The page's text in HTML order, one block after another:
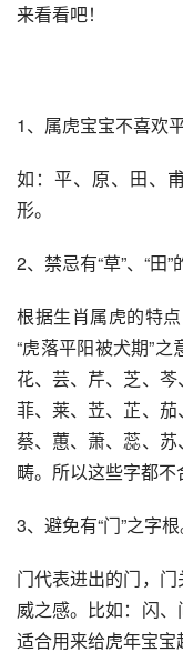
来看看吧！
1、属虎宝宝不喜欢
如：平、原、田、
形。
2、禁忌有“草”、“田”
根据生肖属虎的特
“虎落平阳被犬期”之
花、芸、芹、芝、芩
菲、莱、苙、芷、茄
蔡、蕙、萧、蕊、苏
畴。所以这些字都不
3、避免有“门”之字根
门代表进出的门，
威之感。比如：闪
适合用来给虎年宝宝